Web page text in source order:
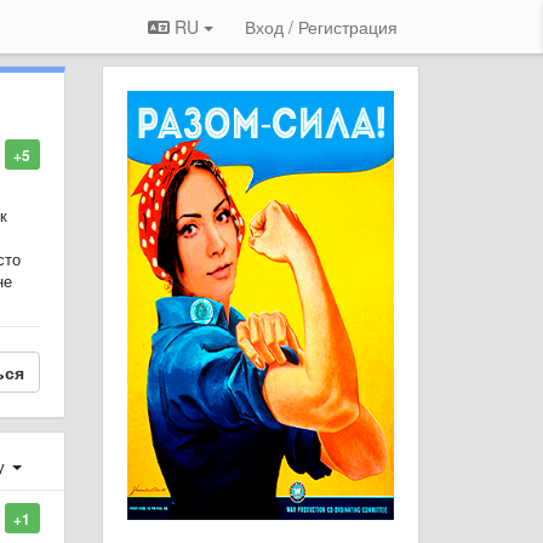
RU Вход / Регистрация
+5
+1